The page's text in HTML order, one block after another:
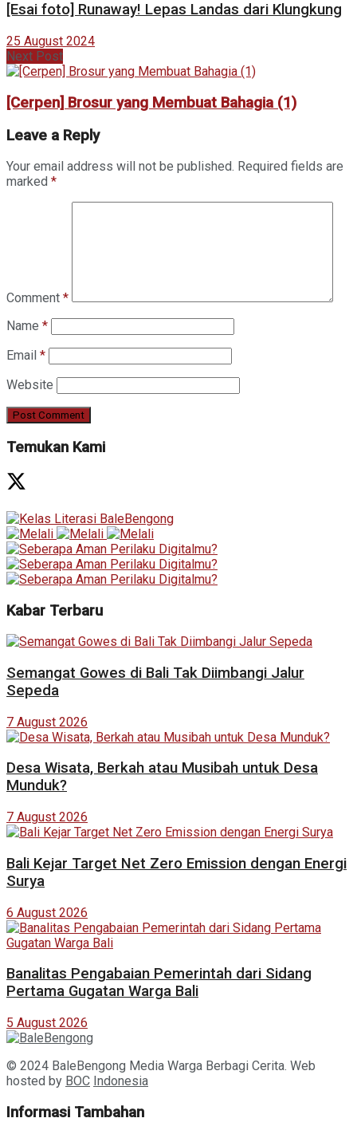
[Esai foto] Runaway! Lepas Landas dari Klungkung
25 August 2024
Next Post
[Cerpen] Brosur yang Membuat Bahagia (1)
Leave a Reply
Your email address will not be published. Required fields are
marked *
Comment *
Name *
Email *
Website
Temukan Kami
Kabar Terbaru
Semangat Gowes di Bali Tak Diimbangi Jalur
Sepeda
7 August 2026
Desa Wisata, Berkah atau Musibah untuk Desa
Munduk?
7 August 2026
Bali Kejar Target Net Zero Emission dengan Energi
Surya
6 August 2026
Banalitas Pengabaian Pemerintah dari Sidang
Pertama Gugatan Warga Bali
5 August 2026
© 2024 BaleBengong Media Warga Berbagi Cerita. Web
hosted by BOC Indonesia
Informasi Tambahan